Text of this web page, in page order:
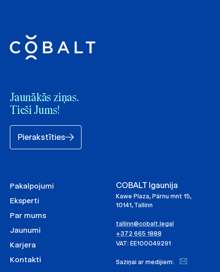
Jaunākās ziņas.
Tieši Jums!
Pierakstīties
Pakalpojumi
Eksperti
Par mums
Jaunumi
Karjera
Kontakti
COBALT Igaunija
Kawe Plaza, Pärnu mnt 15,
10141, Tallinn
tallinn@cobalt.legal
+372 665 1888
VAT: EE100049291
Saziņai ar medijiem: